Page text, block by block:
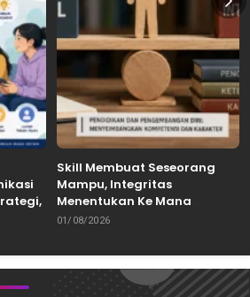
Skill Membuat Seseorang
Mampu, Integritas
Menentukan Ke Mana
Kemampuan Itu Dibawa
01/08/2026